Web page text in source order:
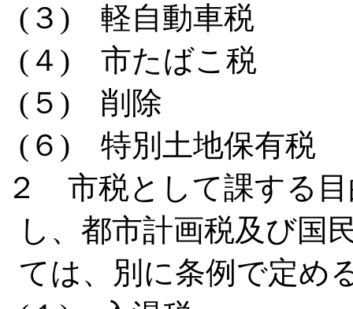
(３) 軽自動車税
(４) 市たばこ税
(５) 削除
(６) 特別土地保有税
２ 市税として課する
し、都市計画税及び国
ては、別に条例で定め